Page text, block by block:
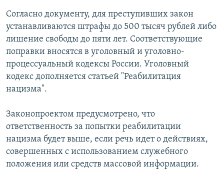
Согласно документу, для преступивших закон
устанавливаются штрафы до 500 тысяч рублей либо
лишение свободы до пяти лет. Соответствующие
поправки вносятся в уголовный и уголовно-
процессуальный кодексы России. Уголовный
кодекс дополняется статьей "Реабилитация
нацизма".
Законопроектом предусмотрено, что
ответственность за попытки реабилитации
нацизма будет выше, если речь идет о действиях,
совершенных с использованием служебного
положения или средств массовой информации.